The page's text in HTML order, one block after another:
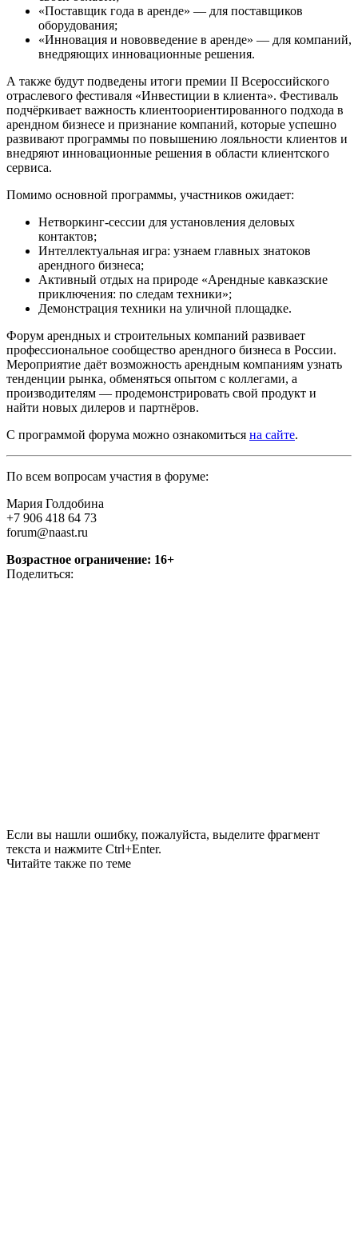
«Поставщик года в аренде» — для поставщиков
оборудования;
«Инновация и нововведение в аренде» — для компаний,
внедряющих инновационные решения.
А также будут подведены итоги премии II Всероссийского
отраслевого фестиваля «Инвестиции в клиента». Фестиваль
подчёркивает важность клиентоориентированного подхода в
арендном бизнесе и признание компаний, которые успешно
развивают программы по повышению лояльности клиентов и
внедряют инновационные решения в области клиентского
сервиса.
Помимо основной программы, участников ожидает:
Нетворкинг-сессии для установления деловых
контактов;
Интеллектуальная игра: узнаем главных знатоков
арендного бизнеса;
Активный отдых на природе «Арендные кавказские
приключения: по следам техники»;
Демонстрация техники на уличной площадке.
Форум арендных и строительных компаний развивает
профессиональное сообщество арендного бизнеса в России.
Мероприятие даёт возможность арендным компаниям узнать
тенденции рынка, обменяться опытом с коллегами, а
производителям — продемонстрировать свой продукт и
найти новых дилеров и партнёров.
С программой форума можно ознакомиться на сайте.
По всем вопросам участия в форуме:
Мария Голдобина
+7 906 418 64 73
forum@naast.ru
Возрастное ограничение: 16+
Поделиться:
Если вы нашли ошибку, пожалуйста, выделите фрагмент
текста и нажмите Ctrl+Enter.
Читайте также по теме